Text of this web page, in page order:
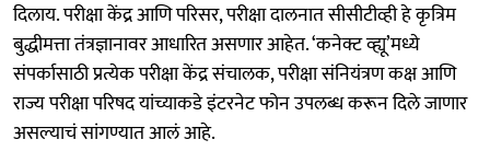
दिलाय. परीक्षा केंद्र आणि परिसर, परीक्षा दालनात सीसीटीव्ही हे कृत्रिम
बुद्धीमत्ता तंत्रज्ञानावर आधारित असणार आहेत. ‘कनेक्ट व्ह्यू’मध्ये
संपर्कासाठी प्रत्येक परीक्षा केंद्र संचालक, परीक्षा संनियंत्रण कक्ष आणि
राज्य परीक्षा परिषद यांच्याकडे इंटरनेट फोन उपलब्ध करून दिले जाणार
असल्याचं सांगण्यात आलं आहे.